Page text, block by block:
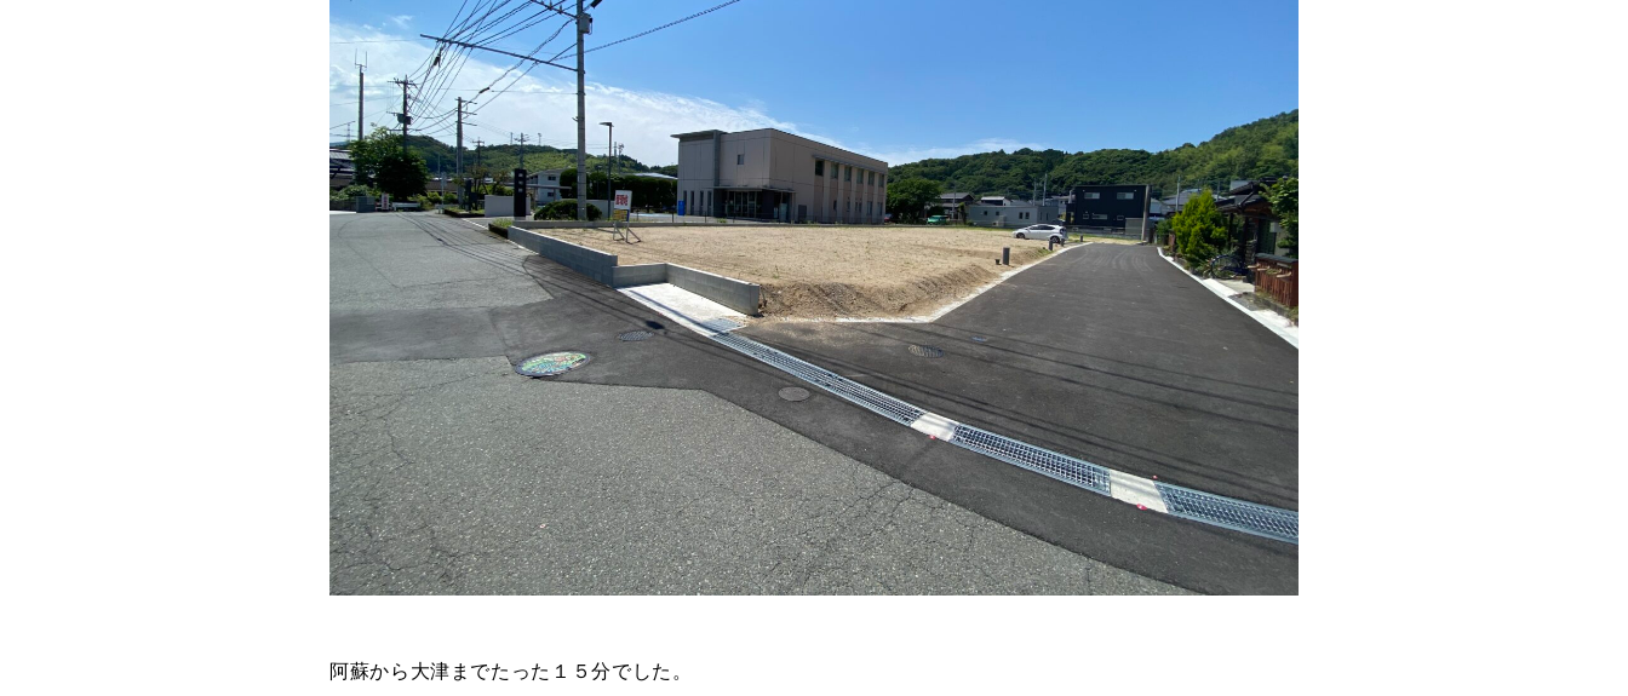
ガレージアパート
BUY 売買物件
SELL 物件の売却
DEVELOP 分譲地の紹介
CONTACT お問い合わせ
コンタクトフォームからお問い合わせ
LINEでお問い合わせ
096-211-6210
阿蘇から大津までたった１５分でした。